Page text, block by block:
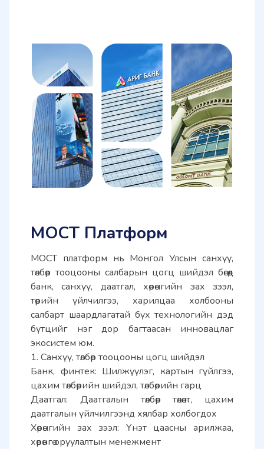
МОСТ Платформ
МОСТ платформ нь Монгол Улсын санхүү,
төлбөр тооцооны салбарын цогц шийдэл бөгөөд
банк, санхүү, даатгал, хөрөнгийн зах зээл,
төрийн үйлчилгээ, харилцаа холбооны
салбарт шаардлагатай бүх технологийн дэд
бүтцийг нэг дор багтаасан инновацлаг
экосистем юм.
1. Санхүү, төлбөр тооцооны цогц шийдэл
Банк, финтек: Шилжүүлэг, картын гүйлгээ,
цахим төлбөрийн шийдэл, төлбөрийн гарц
Даатгал: Даатгалын төлбөр төлөлт, цахим
даатгалын үйлчилгээнд хялбар холбогдох
Хөрөнгийн зах зээл: Үнэт цаасны арилжаа,
хөрөнгө оруулалтын менежмент